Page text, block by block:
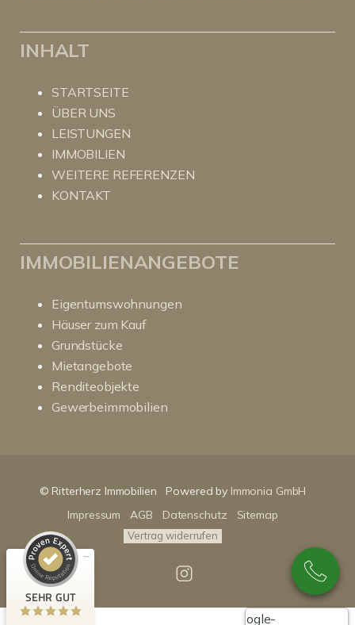
INHALT
STARTSEITE
ÜBER UNS
LEISTUNGEN
IMMOBILIEN
WEITERE REFERENZEN
KONTAKT
IMMOBILIENANGEBOTE
Eigentumswohnungen
Häuser zum Kauf
Grundstücke
Mietangebote
Renditeobjekte
Gewerbeimmobilien
© Ritterherz Immobilien Powered by Immonia GmbH
Impressum
AGB Datenschutz Sitemap
Vertrag widerrufen
Google-
SEHR GUT
100%
Empfehlungen auf
ProvenExpert.com
SEHR GUT
4,86 / 5,00
159
Bewertungen von 3
anderen Quellen